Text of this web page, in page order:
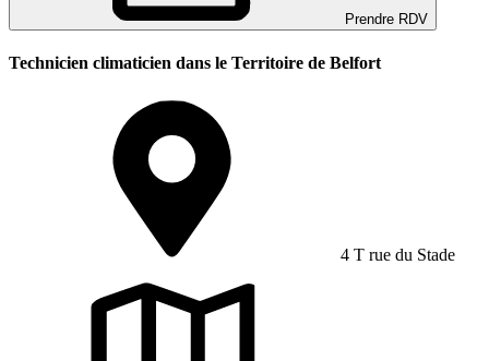
Prendre RDV
Technicien climaticien dans le Territoire de Belfort
4 T rue du Stade